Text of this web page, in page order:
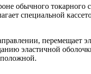
обычного
специальной
эластичной